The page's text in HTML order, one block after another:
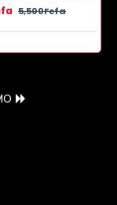
5,500Fcfa